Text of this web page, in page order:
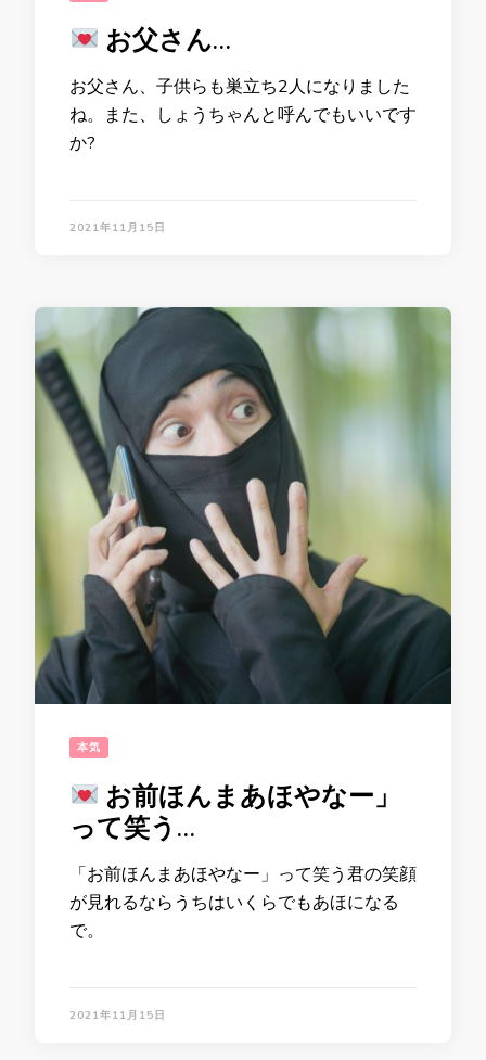
お父さん…
お父さん、子供らも巣立ち2人になりました
ね。また、しょうちゃんと呼んでもいいです
か?
2021年11月15日
本気
お前ほんまあほやなー」
って笑う…
「お前ほんまあほやなー」って笑う君の笑顔
が見れるならうちはいくらでもあほになる
で。
2021年11月15日